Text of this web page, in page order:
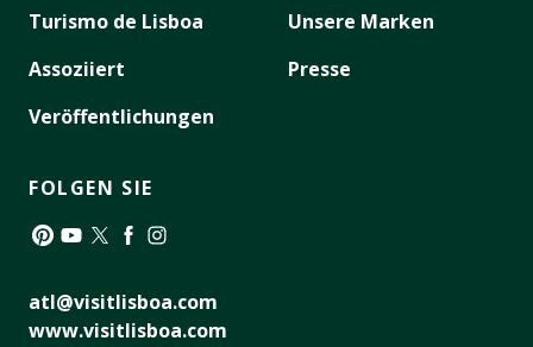
Turismo de Lisboa
Assoziiert
Veröffentlichungen
Unsere Marken
Presse
FOLGEN SIE
atl@visitlisboa.com
www.visitlisboa.com